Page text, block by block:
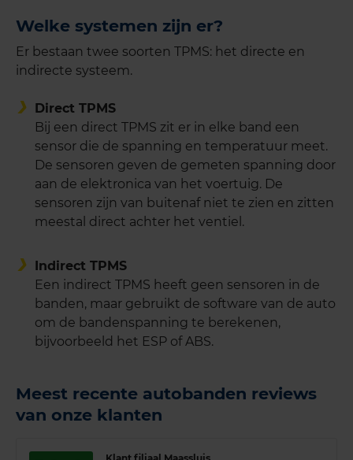
Welke systemen zijn er?
Er bestaan twee soorten TPMS: het directe en
indirecte systeem.
Direct TPMS
Bij een direct TPMS zit er in elke band een
sensor die de spanning en temperatuur meet.
De sensoren geven de gemeten spanning door
aan de elektronica van het voertuig. De
sensoren zijn van buitenaf niet te zien en zitten
meestal direct achter het ventiel.
Indirect TPMS
Een indirect TPMS heeft geen sensoren in de
banden, maar gebruikt de software van de auto
om de bandenspanning te berekenen,
bijvoorbeeld het ESP of ABS.
Meest recente autobanden reviews
van onze klanten